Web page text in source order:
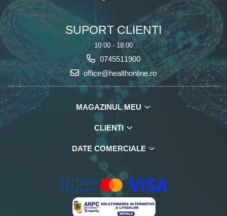
SUPORT CLIENTI
10:00 - 18:00
0745511900
office@healthonline.ro
MAGAZINUL MEU
CLIENTI
DATE COMERCIALE